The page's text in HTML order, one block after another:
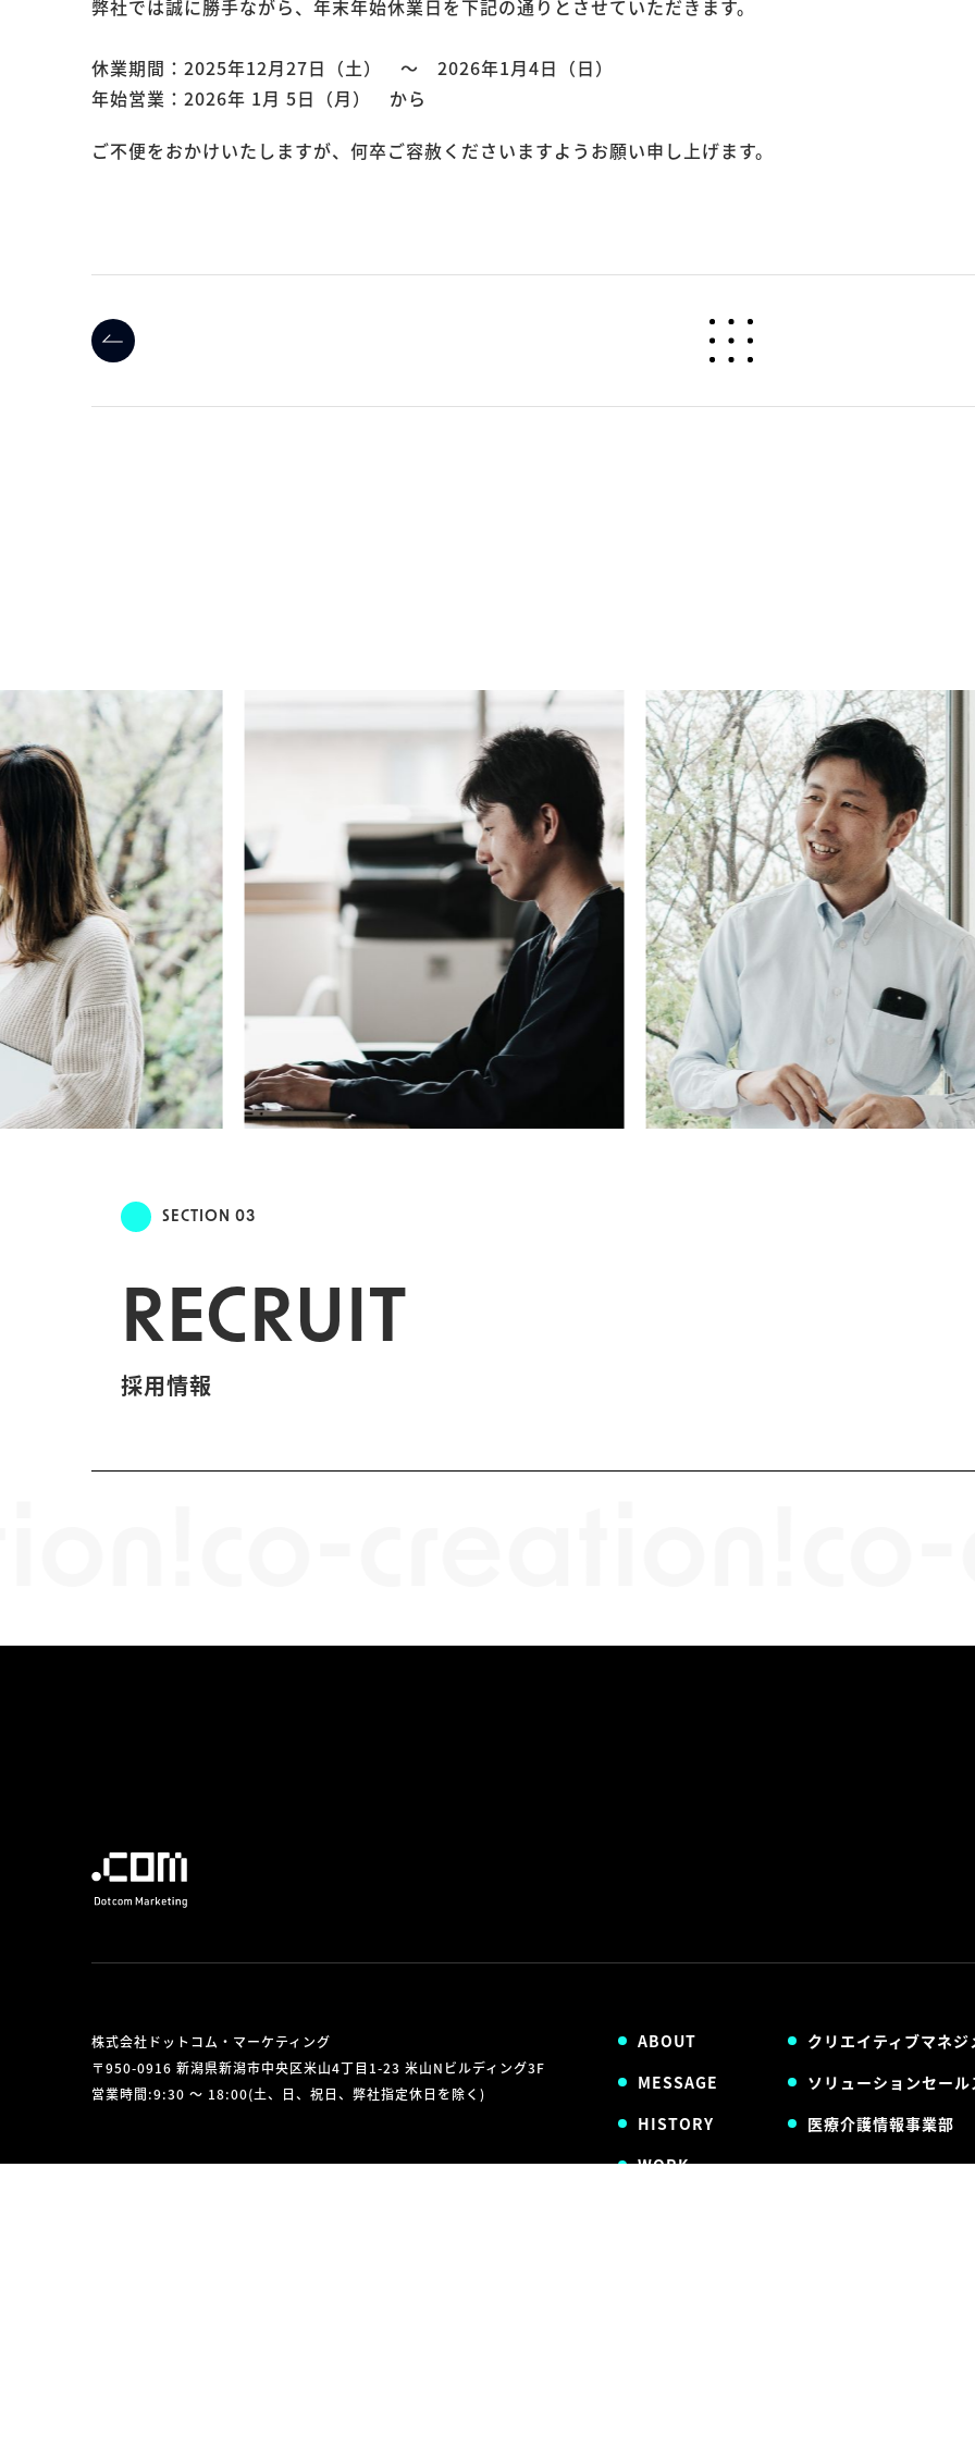
弊社では誠に勝手ながら、年末年始休業日を下記の通りとさせていただきます。
休業期間：2025年12月27日（土） ～ 2026年1月4日（日）
年始営業：2026年 1月 5日（月） から
ご不便をおかけいたしますが、何卒ご容赦くださいますようお願い申し上げます。
SECTION 03
RECRUIT
採用情報
株式会社ドットコム・マーケティング
〒950-0916 新潟県新潟市中央区米山4丁目1-23 米山Nビルディング3F
営業時間:9:30 ～ 18:00(土、日、祝日、弊社指定休日を除く)
ABOUT
MESSAGE
HISTORY
WORK
クリエイティブマネジ
ソリューションセール
医療介護情報事業部